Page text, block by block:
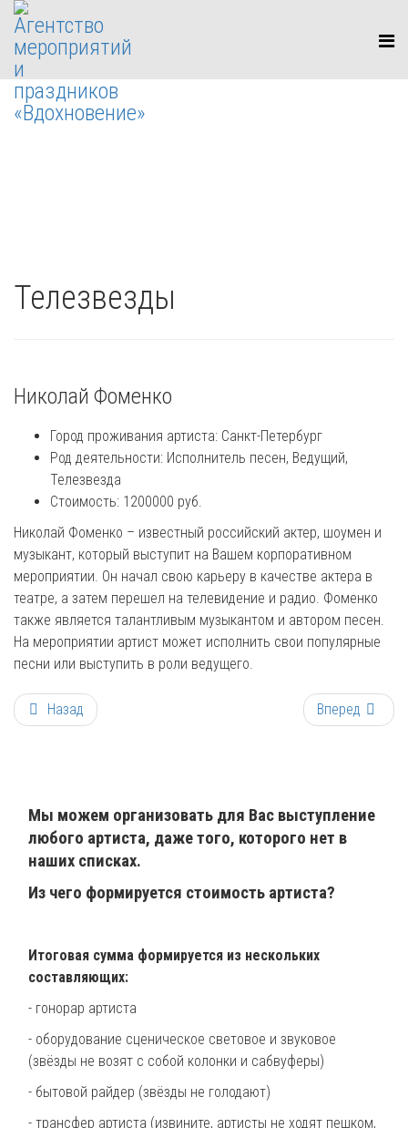
Телезвезды
Николай Фоменко
Город проживания артиста: Санкт-Петербург
Род деятельности: Исполнитель песен, Ведущий,
Телезвезда
Стоимость: 1200000 руб.
Николай Фоменко – известный российский актер, шоумен и
музыкант, который выступит на Вашем корпоративном
мероприятии. Он начал свою карьеру в качестве актера в
театре, а затем перешел на телевидение и радио. Фоменко
также является талантливым музыкантом и автором песен.
На мероприятии артист может исполнить свои популярные
песни или выступить в роли ведущего.
Назад Вперед
Мы можем организовать для Вас выступление
любого артиста, даже того, которого нет в
наших списках.
Из чего формируется стоимость артиста?
Итоговая сумма формируется из нескольких
составляющих:
- гонорар артиста
- оборудование сценическое световое и звуковое
(звёзды не возят с собой колонки и сабвуферы)
- бытовой райдер (звёзды не голодают)
- трансфер артиста (извините, артисты не ходят пешком,